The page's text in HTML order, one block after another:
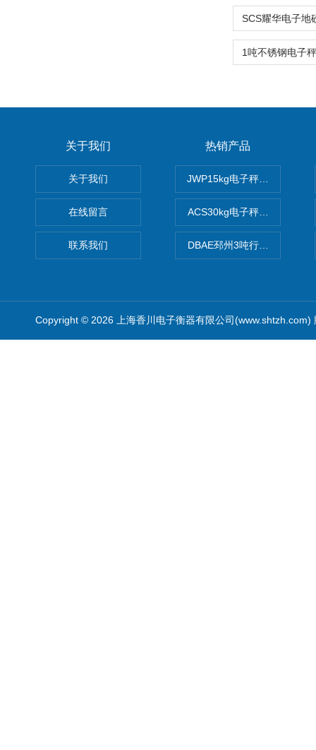
关于我们
关于我们
在线留言
联系我们
热销产品
JWP15kg电子秤价格,15公
ACS30kg电子秤价格,30公
DBAE邳州3吨行车电子吊秤
Copyright © 2026 上海香川电子衡器有限公司(www.shtzh.com)